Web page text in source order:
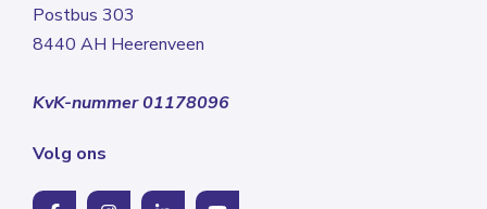
Postbus 303
8440 AH Heerenveen
KvK-nummer 01178096
Volg ons